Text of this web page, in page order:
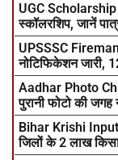
UGC Scholarship
स्कॉलरशिप, जानें
UPSSSC
नोटिफिकेशन जारी,
Aadhar Photo
पुरानी फोटो की
Bihar Krishi
जिलों के 2 लाख